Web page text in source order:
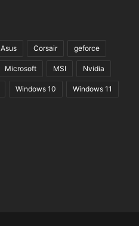
Asus Corsair geforce
Microsoft MSI Nvidia
Windows 10 Windows 11